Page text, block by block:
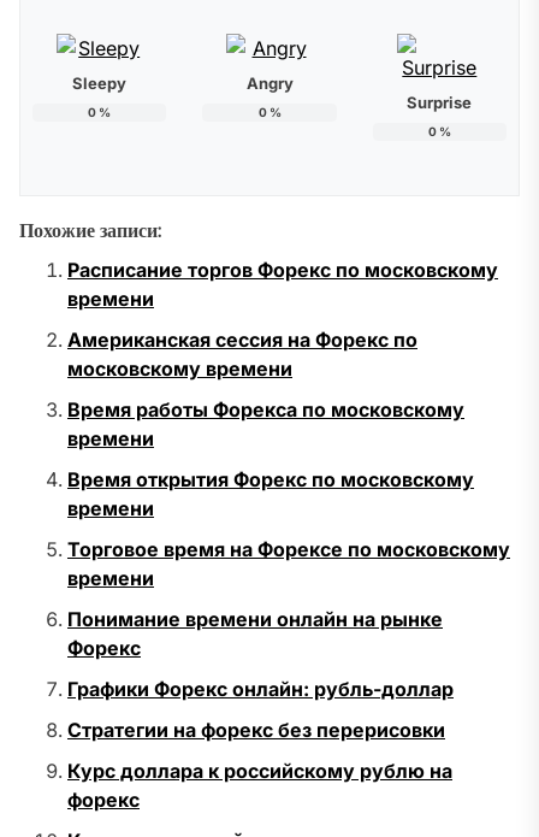
Sleepy
0 %
Angry
0% Surprise
0%
Похожие записи:
Расписание торгов Форекс по московскому
времени
Американская сессия на Форекс по
московскому времени
Время работы Форекса по московскому
времени
Время открытия Форекс по московскому
времени
Торговое время на Форексе по московскому
времени
Понимание времени онлайн на рынке
Форекс
Графики Форекс онлайн: рубль-доллар
Стратегии на форекс без перерисовки
Курс доллара к российскому рублю на
форекс